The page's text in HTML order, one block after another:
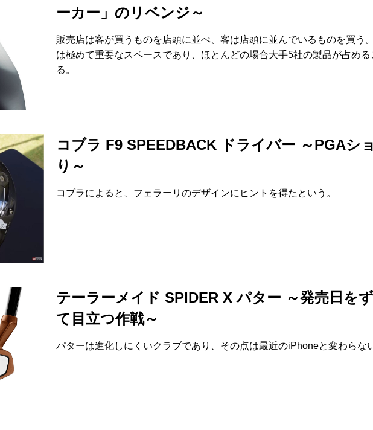
ーカー」のリベンジ～
販売店は客が買うものを店頭に並べ、客は店頭に並んでいるものを買う
は極めて重要なスペースであり、ほとんどの場合大手5社の製品が占める
る。
コブラ F9 SPEEDBACK ドライバー ～PGAシ
り～
コブラによると、フェラーリのデザインにヒントを得たという。
テーラーメイド SPIDER X パター ～発売日を
て目立つ作戦～
パターは進化しにくいクラブであり、その点は最近のiPhoneと変わらな